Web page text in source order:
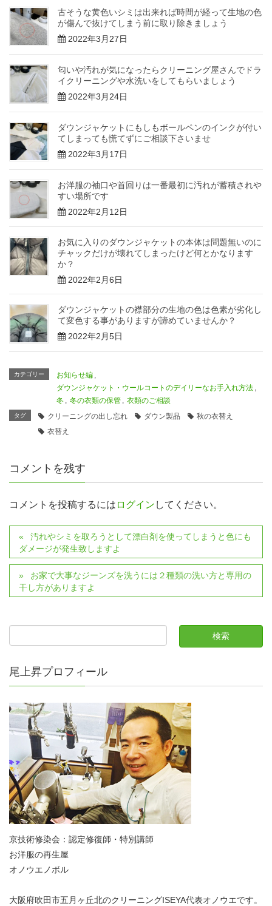
古そうな黄色いシミは出来れば時間が経って生地の色
が傷んで抜けてしまう前に取り除きましょう
2022年3月27日
匂いや汚れが気になったらクリーニング屋さんでドラ
イクリーニングや水洗いをしてもらいましょう
2022年3月24日
ダウンジャケットにもしもボールペンのインクが付い
てしまっても慌てずにご相談下さいませ
2022年3月17日
お洋服の袖口や首回りは一番最初に汚れが蓄積されや
すい場所です
2022年2月12日
お気に入りのダウンジャケットの本体は問題無いのに
チャックだけが壊れてしまったけど何とかなります
か？
2022年2月6日
ダウンジャケットの襟部分の生地の色は色素が劣化し
て変色する事がありますが諦めていませんか？
2022年2月5日
カテゴリー お知らせ編 ,
ダウンジャケット・ウールコートのデイリーなお手入れ方法 ,
冬 , 冬の衣類の保管 , 衣類のご相談
タグ クリーニングの出し忘れ ダウン製品
秋の衣替え
衣替え
コメントを残す
コメントを投稿するには ログイン してください。
汚れやシミを取ろうとして漂白剤を使ってしまうと色にも
ダメージが発生致しますよ
お家で大事なジーンズを洗うには２種類の洗い方と専用の
干し方がありますよ
尾上昇プロフィール
京技術修染会：認定修復師・特別講師
お洋服の再生屋
オノウエノボル
大阪府吹田市五月ヶ丘北のクリーニングISEYA代表オノウエです。